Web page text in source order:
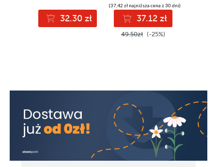
32.30 zł
(37,42 zł najniższa cena z 30 dni)
37.12 zł
49.50zł (-25%)